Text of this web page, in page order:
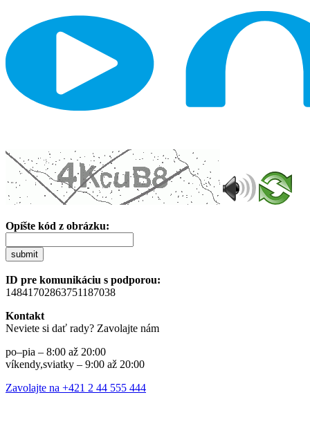
Opíšte kód z obrázku:
submit
ID pre komunikáciu s podporou:
14841702863751187038
Kontakt
Neviete si dať rady? Zavolajte nám
po–pia – 8:00 až 20:00
víkendy,sviatky – 9:00 až 20:00
Zavolajte na +421 2 44 555 444